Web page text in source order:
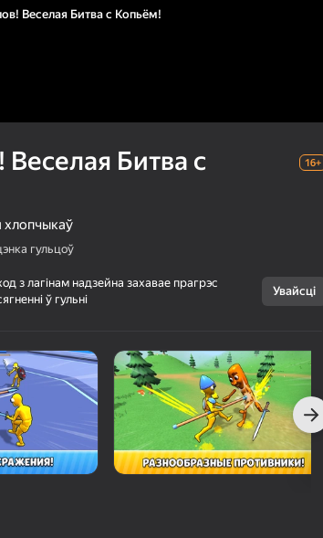
Веселая Битва с Копьём!
Арена
Копьём!
Eccentric Studio
Баявікі
Для хлопчыкаў
Гульняў
надзейна
Увайсці
Битва с
16+
хлопчыкаў
гульцоў
з лагінам надзейна захавае прагрэс
ў гульні
Увайсці